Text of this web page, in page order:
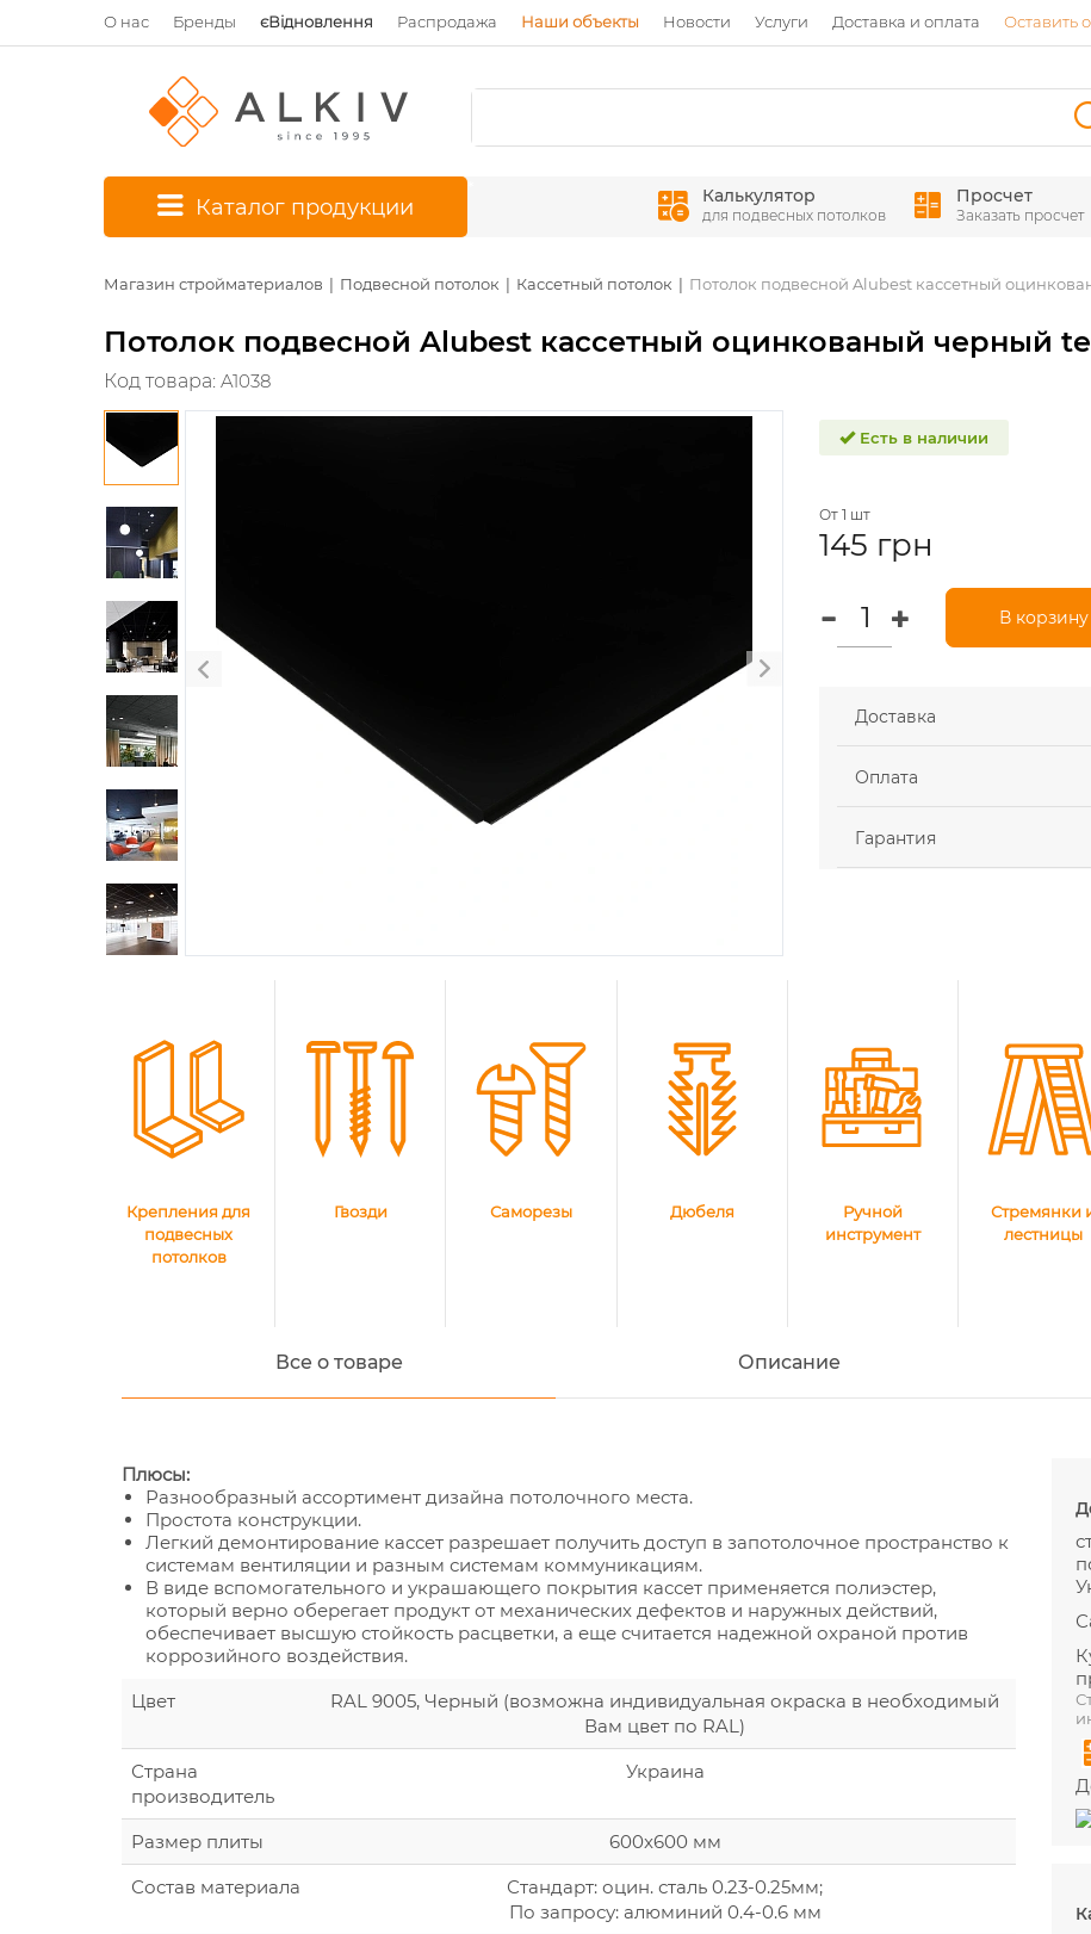
О нас Бренды єВідновлення Распродажа Наши объекты Новости Услуги Доставка и оплата Оставить
Каталог продукции Калькулятор
для подвесных потолков
Просчет
Заказать просчет
Магазин стройматериалов Подвесной потолок Кассетный потолок Потолок подвесной Alubest кассетный
Потолок подвесной Alubest кассетный оцинкованый черный
Код товара: A1038
Есть в наличии
От 1 шт
145 грн
В корзину
Доставка
Оплата
Гарантия
Крепления для
подвесных
потолков
Гвозди Саморезы Дюбеля
Ручной
инструмент
Стремянки
лестницы
Все о товаре Описание
Плюсы:
Разнообразный ассортимент дизайна потолочного места.
Простота конструкции.
Легкий демонтирование кассет разрешает получить доступ в запотолочное пространство к
системам вентиляции и разным системам коммуникациям.
В виде вспомогательного и украшающего покрытия кассет применяется полиэстер,
который верно оберегает продукт от механических дефектов и наружных действий,
обеспечивает высшую стойкость расцветки, а еще считается надежной охраной против
коррозийного воздействия.
Цвет
RAL 9005, Черный (возможна индивидуальная окраска в необходимый
Вам цвет по RAL)
Страна
производитель
Украина
Размер плиты
600x600 мм
Состав материала
Стандарт: оцин. сталь 0.23-0.25мм;
По запросу: алюминий 0.4-0.6 мм